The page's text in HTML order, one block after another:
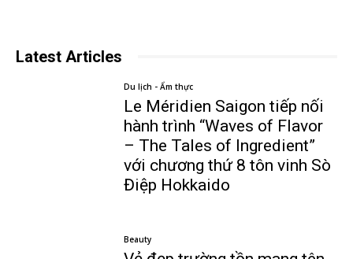
Latest Articles
Du lịch - Ẩm thực
Le Méridien Saigon tiếp nối
hành trình “Waves of Flavor
– The Tales of Ingredient”
với chương thứ 8 tôn vinh Sò
Điệp Hokkaido
Beauty